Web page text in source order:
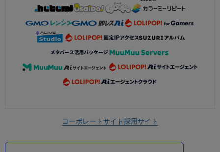
コーポレートサイト採用サイト